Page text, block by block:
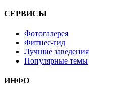
СЕРВИСЫ
Фотогалерея
Фитнес-гид
Лучшие заведения
Популярные темы
ИНФО